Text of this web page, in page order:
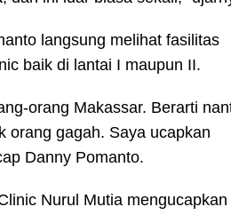
langsung melihat fasilitas
baik di lantai I maupun II.
orang Makassar. Berarti
orang gagah. Saya ucapkan
Danny Pomanto.
Nurul Mutia mengucapkan